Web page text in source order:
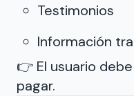
Testimonios
Información
👉 El usuario
pagar.